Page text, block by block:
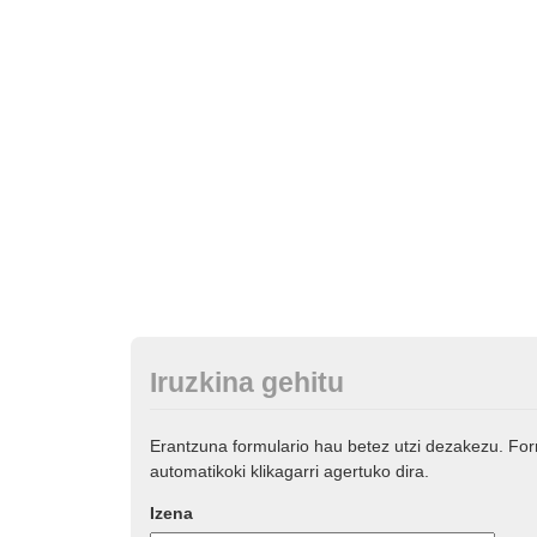
Iruzkina gehitu
Erantzuna formulario hau betez utzi dezakezu.
automatikoki klikagarri agertuko dira.
Izena